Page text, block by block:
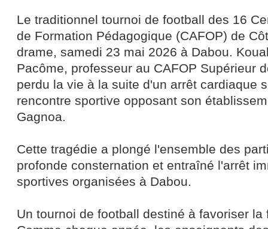
Le traditionnel tournoi de football des 16
de Formation Pédagogique (CAFOP) de
drame, samedi 23 mai 2026 à Dabou.
Pacôme, professeur au CAFOP Supérieur
perdu la vie à la suite d'un arrêt cardiaque
rencontre sportive opposant son
Gagnoa.
Cette tragédie a plongé l'ensemble des
profonde consternation et entraîné l'arrêt
sportives organisées à Dabou.
Un tournoi de football destiné à favoriser la